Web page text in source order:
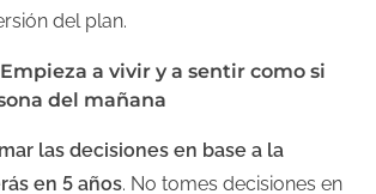
del plan.
Empieza a vivir y a sentir como si
del mañana
las decisiones en base a la
en 5 años. No tomes decisiones en